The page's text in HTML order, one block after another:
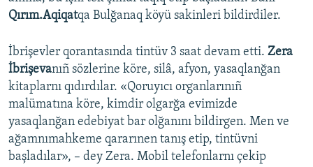
Qırım.Aqiqatqa Bulğanaq köyü sakinleri bildirdiler.
İbrişevler qorantasında tintüv 3 saat devam etti. Zera
İbrişevanıñ sözlerine köre, silâ, afyon, yasaqlanğan
kitaplarnı qıdırdılar. «Qoruyıcı organlarınıñ
malümatına köre, kimdir olgarğa evimizde
yasaqlanğan edebiyat bar olğanını bildirgen. Men ve
ağamnımahkeme qararınen tanış etip, tintüvni
başladılar», – dey Zera. Mobil telefonlarnı çekip